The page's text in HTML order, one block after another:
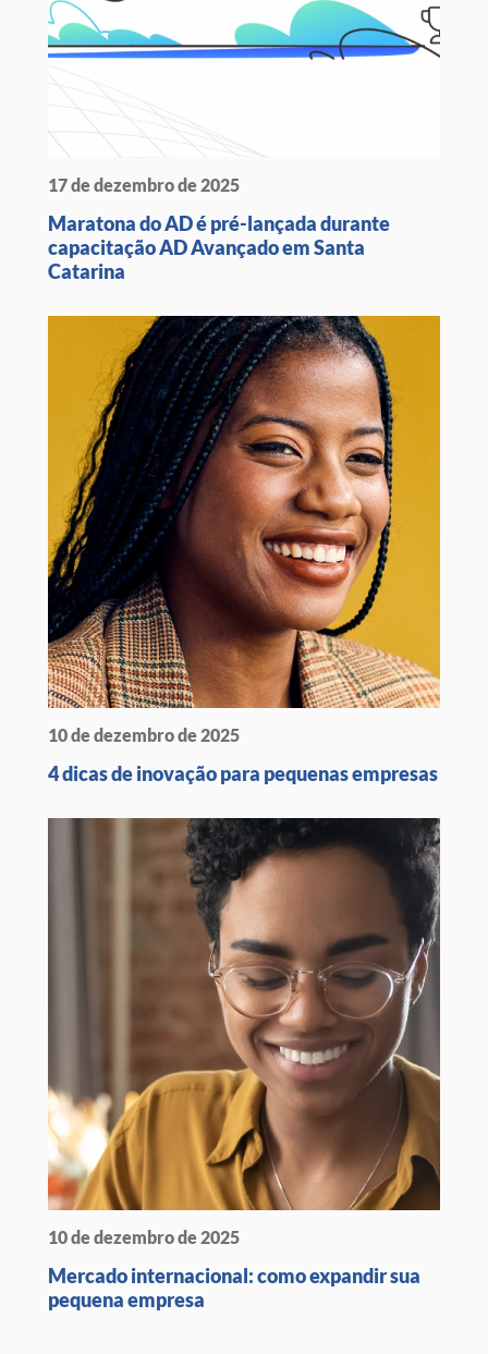
17 de dezembro de 2025
Maratona do AD é pré-lançada durante
capacitação AD Avançado em Santa
Catarina
10 de dezembro de 2025
4 dicas de inovação para pequenas empresas
10 de dezembro de 2025
Mercado internacional: como expandir sua
pequena empresa